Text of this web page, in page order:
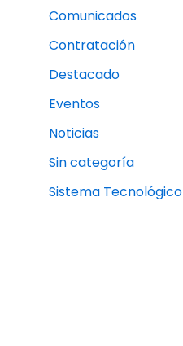
Comunicados
Contratación
Destacado
Eventos
Noticias
Sin categoría
Sistema Tecnológico